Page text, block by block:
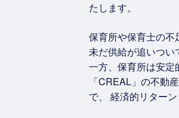
たします。
保育所や保育士の
未だ供給が追いつい
一方、保育所は安定
「CREAL」の不動
で、 経済的リター